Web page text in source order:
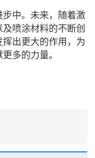
中。未来，随着激
喷涂材料的不断创
出更大的作用，为
多的力量。